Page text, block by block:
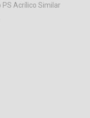
PS Acrílico Similar